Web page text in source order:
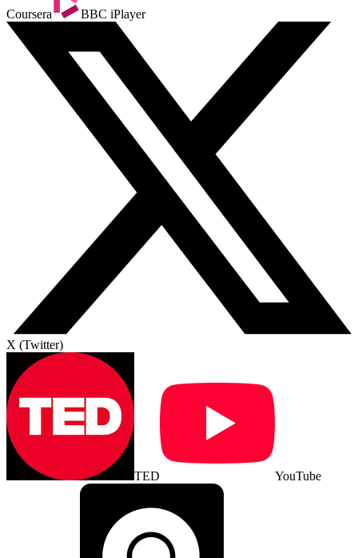
Coursera BBC iPlayer
X (Twitter)
TED YouTube